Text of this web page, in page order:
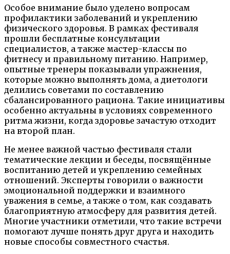
Особое внимание было уделено вопросам
профилактики заболеваний и укреплению
физического здоровья. В рамках фестиваля
прошли бесплатные консультации
специалистов, а также мастер-классы по
фитнесу и правильному питанию. Например,
опытные тренеры показывали упражнения,
которые можно выполнять дома, а диетологи
делились советами по составлению
сбалансированного рациона. Такие инициативы
особенно актуальны в условиях современного
ритма жизни, когда здоровье зачастую отходит
на второй план.
Не менее важной частью фестиваля стали
тематические лекции и беседы, посвящённые
воспитанию детей и укреплению семейных
отношений. Эксперты говорили о важности
эмоциональной поддержки и взаимного
уважения в семье, а также о том, как создавать
благоприятную атмосферу для развития детей.
Многие участники отметили, что такие встречи
помогают лучше понять друг друга и находить
новые способы совместного счастья.